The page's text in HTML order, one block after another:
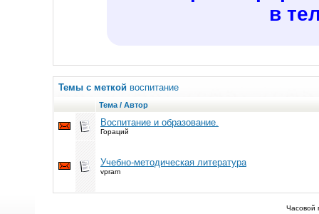
в
Темы с меткой воспитание
Тема / Автор
Воспитание и образование.
Гораций
Учебно-методическая литература
vpram
Часовой